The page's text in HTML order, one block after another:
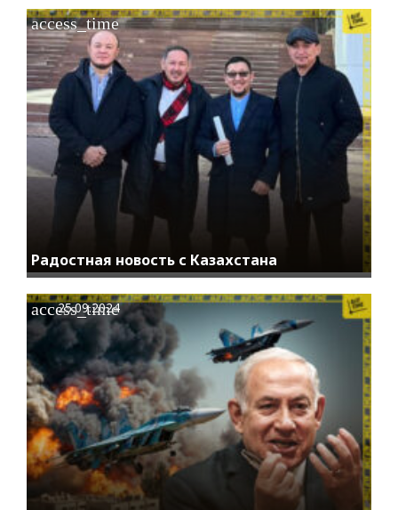
Радостная новость с Казахстана
access_time
access_time
25.09.2024